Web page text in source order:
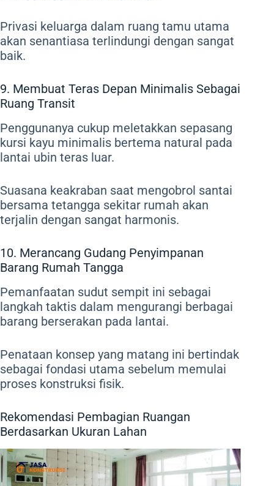
Privasi keluarga dalam ruang tamu utama
akan senantiasa terlindungi dengan sangat
baik.
9. Membuat Teras Depan Minimalis Sebagai
Ruang Transit
Penggunanya cukup meletakkan sepasang
kursi kayu minimalis bertema natural pada
lantai ubin teras luar.
Suasana keakraban saat mengobrol santai
bersama tetangga sekitar rumah akan
terjalin dengan sangat harmonis.
10. Merancang Gudang Penyimpanan
Barang Rumah Tangga
Pemanfaatan sudut sempit ini sebagai
langkah taktis dalam mengurangi berbagai
barang berserakan pada lantai.
Penataan konsep yang matang ini bertindak
sebagai fondasi utama sebelum memulai
proses konstruksi fisik.
Rekomendasi Pembagian Ruangan
Berdasarkan Ukuran Lahan